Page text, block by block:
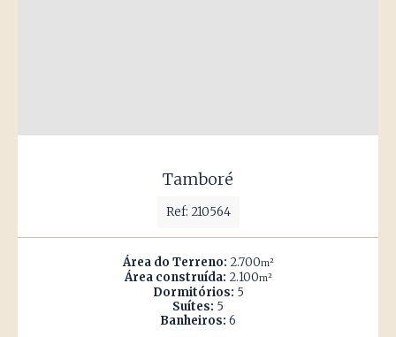
Tamboré
Ref: 210564
Área do Terreno: 2.700m²
Área construída: 2.100m²
Dormitórios: 5
Suítes: 5
Banheiros: 6